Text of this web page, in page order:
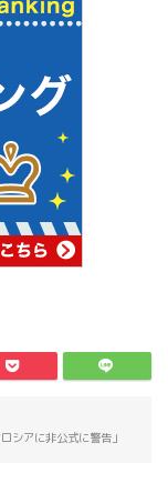
シアに非公式に警告」